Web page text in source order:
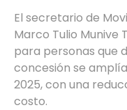
El secretario de
Marco Tulio Munive
para personas que
concesión se
2025, con una
costo.